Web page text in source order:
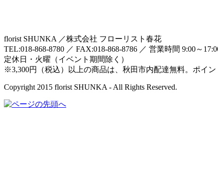
florist SHUNKA ／株式会社 フローリスト春花
TEL:018-868-8780 ／ FAX:018-868-8786 ／ 営業時間 9:00～
定休日・火曜（イベント期間除く）
※3,300円（税込）以上の商品は、秋田市内配達無料。ポイ
Copyright 2015 florist SHUNKA - All Rights Reserved.